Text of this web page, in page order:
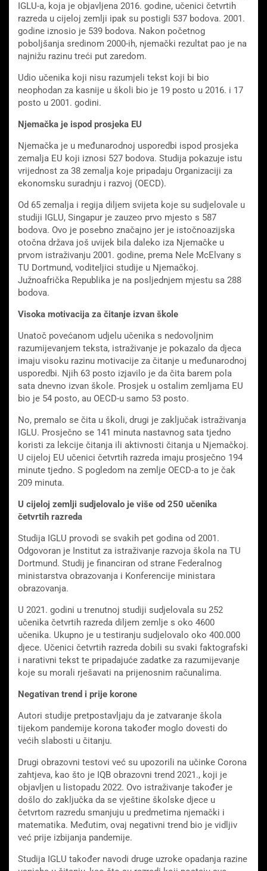
IGLU-a, koja je objavljena 2016. godine, učenici četvrtih
razreda u cijeloj zemlji ipak su postigli 537 bodova. 2001.
godine iznosio je 539 bodova. Nakon početnog
poboljšanja sredinom 2000-ih, njemački rezultat pao je na
najnižu razinu treći put zaredom.
Udio učenika koji nisu razumjeli tekst koji bi bio
neophodan za kasnije u školi bio je 19 posto u 2016. i 17
posto u 2001. godini.
Njemačka je ispod prosjeka EU
Njemačka je u međunarodnoj usporedbi ispod prosjeka
zemalja EU koji iznosi 527 bodova. Studija pokazuje istu
vrijednost za 38 zemalja koje pripadaju Organizaciji za
ekonomsku suradnju i razvoj (OECD).
Od 65 zemalja i regija diljem svijeta koje su sudjelovale u
studiji IGLU, Singapur je zauzeo prvo mjesto s 587
bodova. Ovo je posebno značajno jer je istočnoazijska
otočna država još uvijek bila daleko iza Njemačke u
prvom istraživanju 2001. godine, prema Nele McElvany s
TU Dortmund, voditeljici studije u Njemačkoj.
Južnoafrička Republika je na posljednjem mjestu sa 288
bodova.
Visoka motivacija za čitanje izvan škole
Unatoč povećanom udjelu učenika s nedovoljnim
razumijevanjem teksta, istraživanje je pokazalo da djeca
imaju visoku razinu motivacije za čitanje u međunarodnoj
usporedbi. Njih 63 posto izjavilo je da čita barem pola
sata dnevno izvan škole. Prosjek u ostalim zemljama EU
bio je 54 posto, au OECD-u samo 53 posto.
No, premalo se čita u školi, drugi je zaključak istraživanja
IGLU. Prosječno se 141 minuta nastavnog sata tjedno
koristi za lekcije čitanja ili aktivnosti čitanja u Njemačkoj.
U cijeloj EU učenici četvrtih razreda imaju prosječno 194
minute tjedno. S pogledom na zemlje OECD-a to je čak
209 minuta.
U cijeloj zemlji sudjelovalo je više od 250 učenika
četvrtih razreda
Studija IGLU provodi se svakih pet godina od 2001.
Odgovoran je Institut za istraživanje razvoja škola na TU
Dortmund. Studij je financiran od strane Federalnog
ministarstva obrazovanja i Konferencije ministara
obrazovanja.
U 2021. godini u trenutnoj studiji sudjelovala su 252
učenika četvrtih razreda diljem zemlje s oko 4600
učenika. Ukupno je u testiranju sudjelovalo oko 400.000
djece. Učenici četvrtih razreda dobili su svaki faktografski
i narativni tekst te pripadajuće zadatke za razumijevanje
koje su morali rješavati na prijenosnim računalima.
Negativan trend i prije korone
Autori studije pretpostavljaju da je zatvaranje škola
tijekom pandemije korona također moglo dovesti do
većih slabosti u čitanju.
Drugi obrazovni testovi već su upozorili na učinke Corona
zahtjeva, kao što je IQB obrazovni trend 2021., koji je
objavljen u listopadu 2022. Ovo istraživanje također je
došlo do zaključka da se vještine školske djece u
četvrtom razredu smanjuju u predmetima njemački i
matematika. Međutim, ovaj negativni trend bio je vidljiv
već prije izbijanja pandemije.
Studija IGLU također navodi druge uzroke opadanja razine